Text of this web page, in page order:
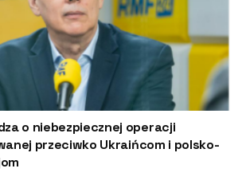
o niebezpiecznej operacji
przeciwko Ukraińcom i polsko-